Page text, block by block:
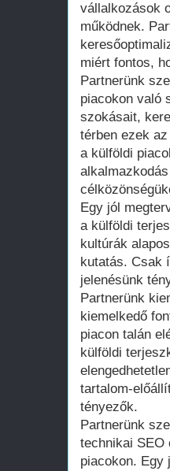
vállalkozások
működnek.
miért fontos,
Partnerünk
piacokon való
szokásait,
térben ezek
a külföldi
Egy jól
a külföldi
kultúrák
kutatás. Csak
jelenésünk
Partnerünk
kiemelkedő
piacon talán
külföldi
tartalom-
tényezők.
Partnerünk
technikai SEO
piacokon. Egy